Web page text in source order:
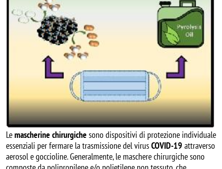
Lemascherine chirurgiche sono dispositivi di protezione individuale
essenziali per fermare la trasmissione del virusCOVID-19 attraverso
aerosol e goccioline. Generalmente, le maschere chirurgiche sono